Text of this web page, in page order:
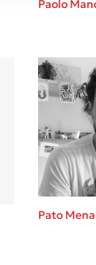
Paolo
Pato Mena